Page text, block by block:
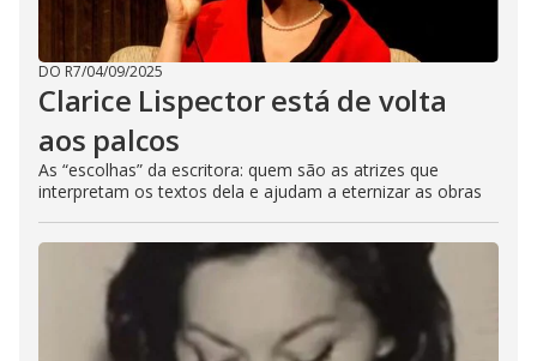
DO R7/04/09/2025
Clarice Lispector está de volta
aos palcos
As “escolhas” da escritora: quem são as atrizes que
interpretam os textos dela e ajudam a eternizar as obras